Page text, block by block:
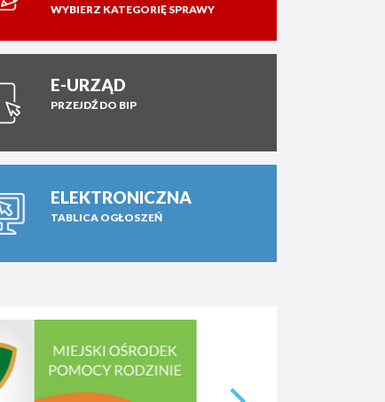
WYBIERZ KATEGORIĘ SPRAWY
E-URZĄD
PRZEJDŹ DO BIP
ELEKTRONICZNA
TABLICA OGŁOSZEŃ